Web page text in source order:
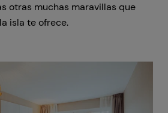
otras muchas maravillas que
la isla te ofrece.